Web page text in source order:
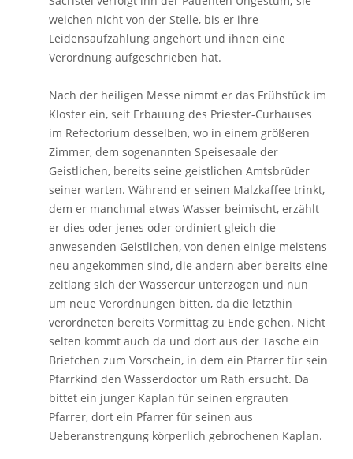
weichen nicht von der Stelle, bis er ihre
Leidensaufzählung angehört und ihnen eine
Verordnung aufgeschrieben hat.
Nach der heiligen Messe nimmt er das Frühstück im
Kloster ein, seit Erbauung des Priester-Curhauses
im Refectorium desselben, wo in einem größeren
Zimmer, dem sogenannten Speisesaale der
Geistlichen, bereits seine geistlichen Amtsbrüder
seiner warten. Während er seinen Malzkaffee trinkt,
dem er manchmal etwas Wasser beimischt, erzählt
er dies oder jenes oder ordiniert gleich die
anwesenden Geistlichen, von denen einige meistens
neu angekommen sind, die andern aber bereits eine
zeitlang sich der Wassercur unterzogen und nun
um neue Verordnungen bitten, da die letzthin
verordneten bereits Vormittag zu Ende gehen. Nicht
selten kommt auch da und dort aus der Tasche ein
Briefchen zum Vorschein, in dem ein Pfarrer für sein
Pfarrkind den Wasserdoctor um Rath ersucht. Da
bittet ein junger Kaplan für seinen ergrauten
Pfarrer, dort ein Pfarrer für seinen aus
Ueberanstrengung körperlich gebrochenen Kaplan.